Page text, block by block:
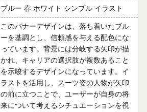
ブルー 春 ホワイト シンプル イラスト
このバナーデザインは、落ち着いたブル
ーを基調とし、信頼感を与える配色にな
っています。背景には分岐する矢印が描
かれ、キャリアの選択肢が複数あること
を示唆するデザインになっています。イ
ラストを活用し、スーツ姿の人物が矢印
の前に立つことで、ユーザーが自身の将
来について考えるシチュエーションを視